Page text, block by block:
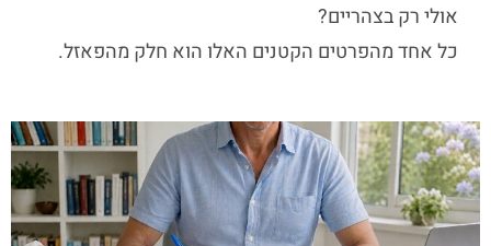
אולי רק בצהריים?
כל אחד מהפרטים הקטנים האלו הוא חלק מהפאזל.